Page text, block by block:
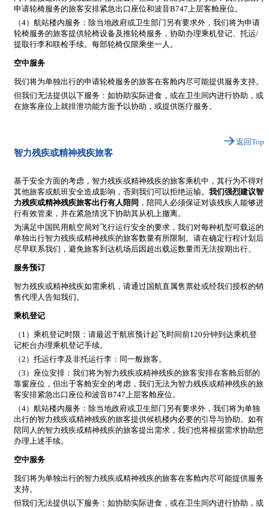
申请轮椅服务的旅客安排紧急出口座位和波音B747上层客舱座位。
（4）航站楼内服务：除当地政府或卫生部门另有要求外，我们将为申请
轮椅服务的旅客提供轮椅设备及推轮椅服务，协助办理乘机登记、托运/
提取行李和联检手续。每部轮椅仅限乘坐一人。
空中服务
我们将为单独出行的申请轮椅服务的旅客在客舱内尽可能提供服务支持。
但我们无法提供以下服务：如协助实际进食，或在卫生间内进行协助，或
在旅客座位上就排泄功能方面予以协助，或提供医疗服务。
返回Top
智力残疾或精神残疾旅客
基于安全方面的考虑，智力残疾或精神残疾的旅客乘机中，其行为不得对
其他旅客或航班安全造成影响，否则我们可以拒绝运输。 我们强烈建议智
力残疾或精神残疾旅客出行有人陪同 ，陪同人必须保证对该残疾人能够进
行有效管束，并在紧急情况下协助其从机上撤离。
为满足中国民用航空局对飞行运行安全的要求，我们对每种机型可载运的
单独出行智力残疾或精神残疾的旅客数量有所限制。请在确定行程计划后
尽早联系我们，避免旅客到达机场后因超出载运数量而无法按期出行。
服务预订
智力残疾或精神残疾如需乘机，请通过国航直属售票处或经我们授权的销
售代理人告知我们。
乘机登记
（1）乘机登记时限：请最迟于航班预计起飞时间前120分钟到达乘机登
记柜台办理乘机登记手续。
（2）托运行李及非托运行李：同一般旅客。
（3）座位安排：我们将为智力残疾或精神残疾的旅客安排在客舱后部的
靠窗座位，但出于客舱安全的考虑，我们无法为智力残疾或精神残疾的旅
客安排紧急出口座位和波音B747上层客舱座位。
（4）航站楼内服务：除当地政府或卫生部门另有要求外，我们将为单独
出行的智力残疾或精神残疾的旅客提供候机楼内必要的引导与协助。如有
陪同人的智力残疾或精神残疾的旅客提出需求，我们也将根据需求协助您
办理上述手续。
空中服务
我们将为单独出行的智力残疾或精神残疾的旅客在客舱内尽可能提供服务
支持。
但我们无法提供以下服务：如协助实际进食，或在卫生间内进行协助，或